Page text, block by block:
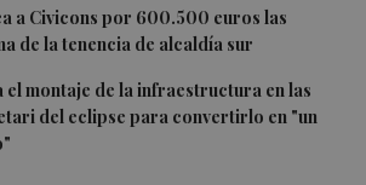
a Civicons por 600.500 euros las
de la tenencia de alcaldía sur
el montaje de la infraestructura en las
del eclipse para convertirlo en "un